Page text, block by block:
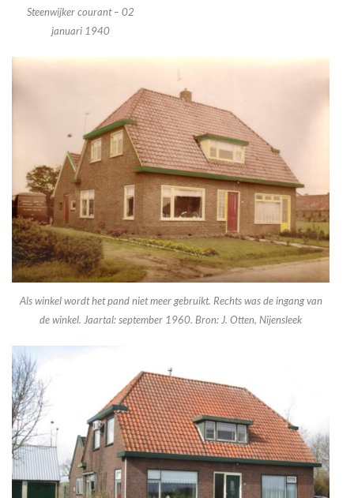
Steenwijker courant – 02
januari 1940
Als winkel wordt het pand niet meer gebruikt. Rechts was de ingang van
de winkel. Jaartal: september 1960. Bron: J. Otten, Nijensleek